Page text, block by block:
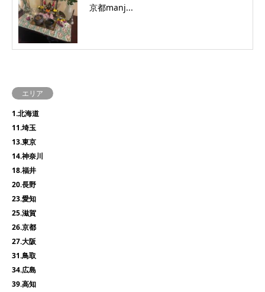
京都manj...
エリア
1.北海道
11.埼玉
13.東京
14.神奈川
18.福井
20.長野
23.愛知
25.滋賀
26.京都
27.大阪
31.鳥取
34.広島
39.高知